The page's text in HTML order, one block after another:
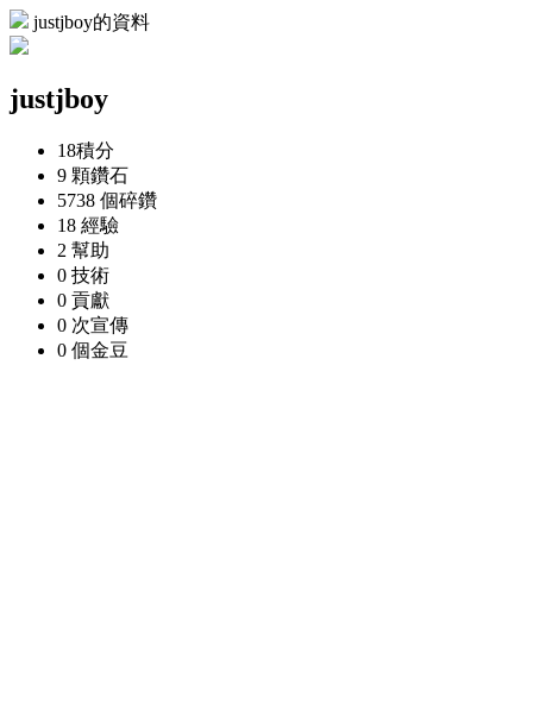
justjboy的資料
justjboy
18積分
9 顆鑽石
5738 個碎鑽
18 經驗
2 幫助
0 技術
0 貢獻
0 次宣傳
0 個金豆